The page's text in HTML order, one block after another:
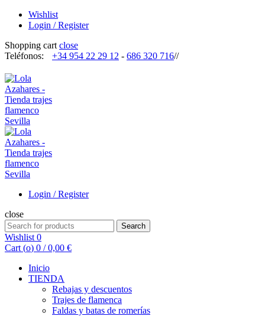
Wishlist
Login / Register
Shopping cart close
Teléfonos:
+34 954 22 29 12 - 686 320 716//
Login / Register
close
Search
for:
Search
Wishlist 0
Cart (o) 0 / 0,00 €
Inicio
TIENDA
Rebajas y descuentos
Trajes de flamenca
Faldas y batas de romerías